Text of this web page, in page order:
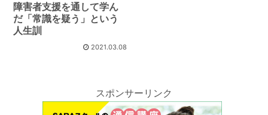
障害者支援を通して学ん
だ「常識を疑う」という
人生訓
2021.03.08
スポンサーリンク